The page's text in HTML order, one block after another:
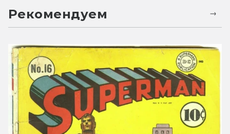
Рекомендуем